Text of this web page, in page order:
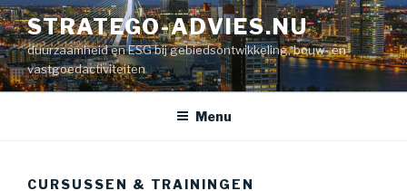
Naar
de
inhoud
springen
STRATEGO-ADVIES.NU
duurzaamheid en ESG bij gebiedsontwikkeling, bouw- en
vastgoedactiviteiten
Menu
CURSUSSEN & TRAININGEN